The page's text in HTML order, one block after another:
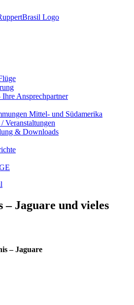
Ihre Ansprechpartner
Mittel- und Südamerika
Veranstaltungen
& Downloads
– Jaguare und vieles
– Jaguare